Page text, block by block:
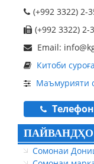
(+992 3322) 2-
(+992 3322) 2-
Email:
Китоби
Маъмурияти
ПАЙВАНДҲО
Сомонаи